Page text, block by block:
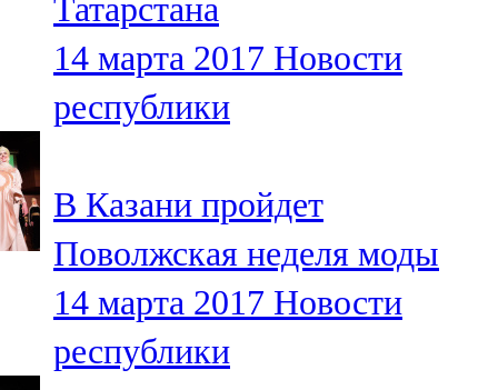
Татарстана
14 марта 2017 Новости
республики
В Казани пройдет
Поволжская неделя моды
14 марта 2017 Новости
республики